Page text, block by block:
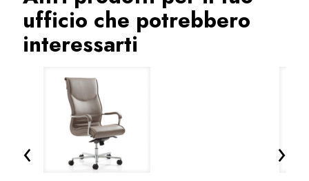
ufficio che potrebbero
interessarti
‹ ›